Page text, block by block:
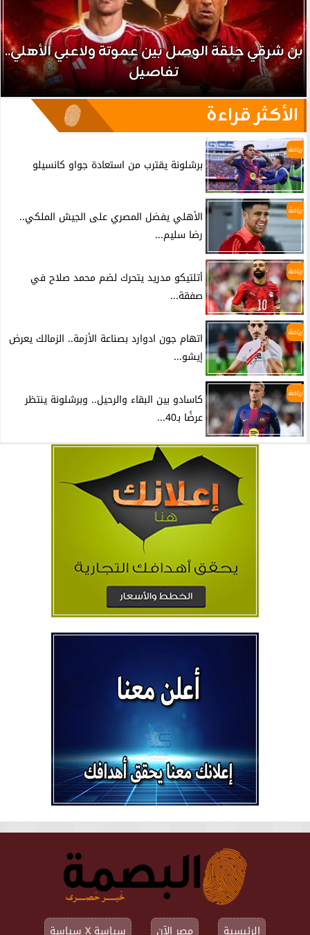
بن شرقي حلقة الوصل بين عموتة ولاعبي الأهلي..
تفاصيل
الأكثر قراءة
رياضة
برشلونة يقترب من استعادة جواو كانسيلو
رياضة
الأهلي يفضل المصري على الجيش الملكي..
رضا سليم...
رياضة
أتلتيكو مدريد يتحرك لضم محمد صلاح في
صفقة...
رياضة
اتهام جون ادوارد بصناعة الأزمة.. الزمالك يعرض
إيشو...
رياضة
كاسادو بين البقاء والرحيل.. وبرشلونة ينتظر
عرضًا بـ40...
الرئيسية مصر الآن سياسة X سياسة